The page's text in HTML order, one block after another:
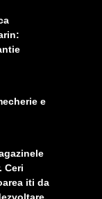
e
Ceri
iti da